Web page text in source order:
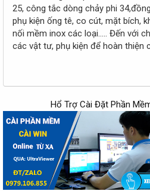
25, công tắc dòng chảy phi
phụ kiện ống tê, co cút, mặt bích,
nối mềm inox các loại….. Đến với
các vật tư, phụ kiện để hoàn thiện
Hổ Trợ Cài Đặt Phần